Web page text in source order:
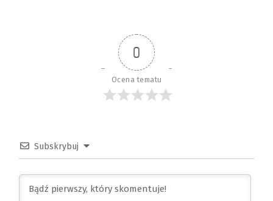
0
Ocena tematu
Subskrybuj